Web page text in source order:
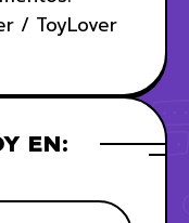
/ ToyLover
EN: